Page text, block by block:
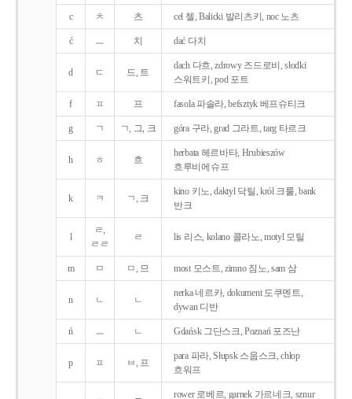
c ㅊ 츠 cel 첼, Balicki 발리츠키, noc 노츠
ć ㅡ 치 dać 다치
d ㄷ 드, 트
dach 다흐, zdrowy 즈드로비, słodki
스워트키, pod 포트
f ㅍ 프 fasola 파솔라, befsztyk 베프슈티크
g ㄱ ㄱ, 그, 크 góra 구라, grad 그라트, targ 타르크
h ㅎ 흐
herbata 헤르바타, Hrubieszów
흐루비에슈프
k ㅋ ㄱ, 크
kino 키노, daktyl 닥틸, król 크룰, bank
반크
l
ㄹ,
ㄹㄹ
ㄹ lis 리스, kolano 콜라노, motyl 모틸
m ㅁ ㅁ, 므 most 모스트, zimno 짐노, sam 삼
n ㄴ ㄴ
nerka 네르카, dokument 도쿠멘트,
dywan 디반
ń ㅡ ㄴ Gdańsk 그단스크, Poznań 포즈난
p ㅍ ㅂ, 프
para 파라, Słupsk 스웁스크, chłop
흐워프
rower 로베르, garnek 가르네크, sznur